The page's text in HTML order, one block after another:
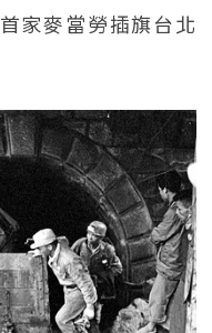
家麥當勞插旗台北